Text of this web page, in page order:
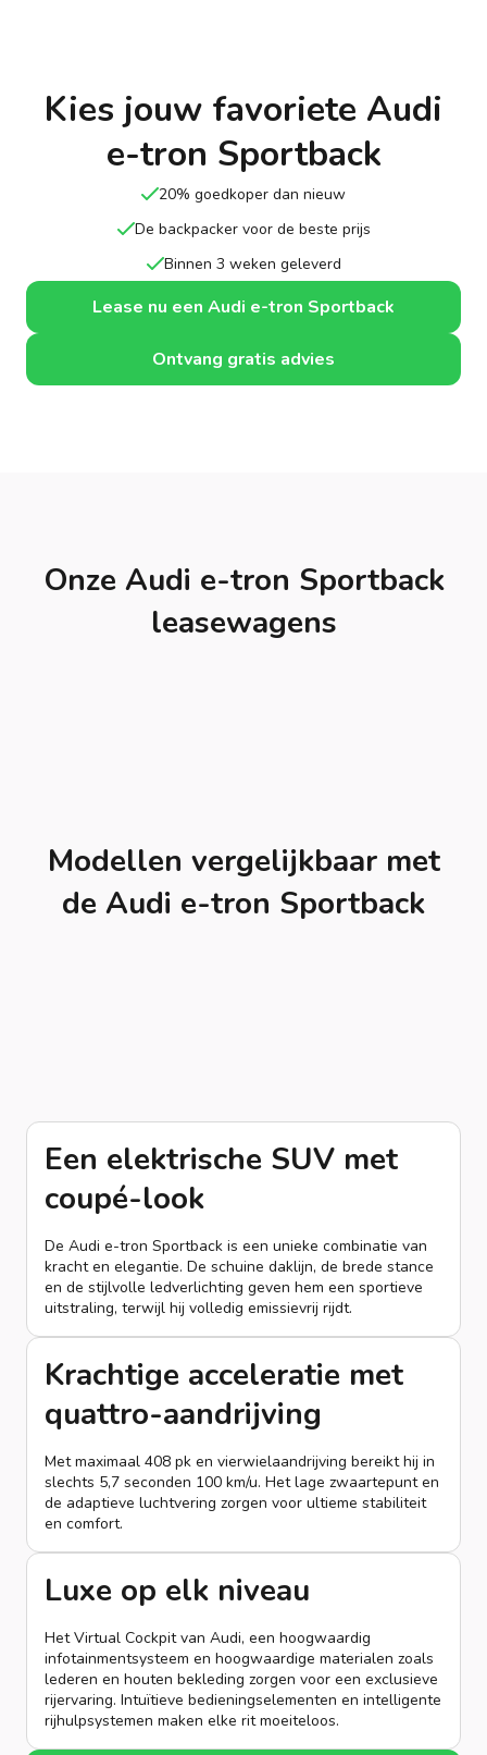
Kies jouw favoriete Audi
e-tron Sportback
20% goedkoper dan nieuw
De backpacker voor de beste prijs
Binnen 3 weken geleverd
Lease nu een Audi e-tron Sportback
Ontvang gratis advies
Onze Audi e-tron Sportback
leasewagens
Modellen vergelijkbaar met
de Audi e-tron Sportback
Een elektrische SUV met
coupé-look
De Audi e-tron Sportback is een unieke combinatie van
kracht en elegantie. De schuine daklijn, de brede stance
en de stijlvolle ledverlichting geven hem een sportieve
uitstraling, terwijl hij volledig emissievrij rijdt.
Krachtige acceleratie met
quattro-aandrijving
Met maximaal 408 pk en vierwielaandrijving bereikt hij in
slechts 5,7 seconden 100 km/u. Het lage zwaartepunt en
de adaptieve luchtvering zorgen voor ultieme stabiliteit
en comfort.
Luxe op elk niveau
Het Virtual Cockpit van Audi, een hoogwaardig
infotainmentsysteem en hoogwaardige materialen zoals
lederen en houten bekleding zorgen voor een exclusieve
rijervaring. Intuïtieve bedieningselementen en intelligente
rijhulpsystemen maken elke rit moeiteloos.